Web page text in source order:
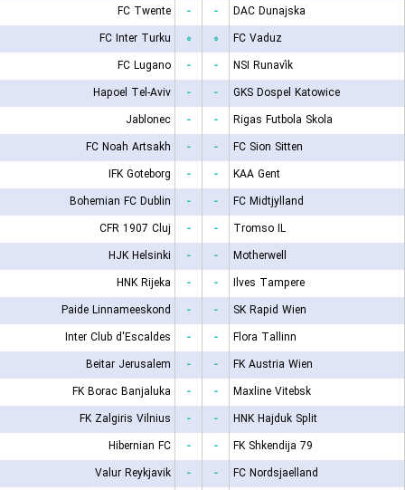
FC Twente
- -
DAC Dunajska
FC Inter Turku
۰ ۰
FC Vaduz
FC Lugano
- -
NSI Runavík
Hapoel Tel-Aviv
- -
GKS Dospel Katowice
Jablonec
- -
Rigas Futbola Skola
FC Noah Artsakh
- -
FC Sion Sitten
IFK Goteborg
- -
KAA Gent
Bohemian FC Dublin
- -
FC Midtjylland
CFR 1907 Cluj
- -
Tromso IL
HJK Helsinki
- -
Motherwell
HNK Rijeka
- -
Ilves Tampere
Paide Linnameeskond
- -
SK Rapid Wien
Inter Club d'Escaldes
- -
Flora Tallinn
Beitar Jerusalem
- -
FK Austria Wien
FK Borac Banjaluka
- -
Maxline Vitebsk
FK Zalgiris Vilnius
- -
HNK Hajduk Split
Hibernian FC
- -
FK Shkendija 79
Valur Reykjavik
- -
FC Nordsjaelland